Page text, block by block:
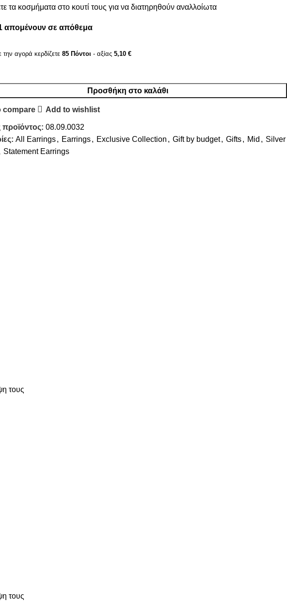
τα κοσμήματα στο κουτί τους για να διατηρηθούν αναλλοίωτα
απομένουν σε απόθεμα
την αγορά κερδίζετε 85 Πόντοι - αξίας 5,10 €
Προσθήκη στο καλάθι
compare Add to wishlist
προϊόντος: 08.09.0032
All Earrings, Earrings, Exclusive Collection , Gift by budget, Gifts, Mid , Silver
Statement Earrings
τους
τους